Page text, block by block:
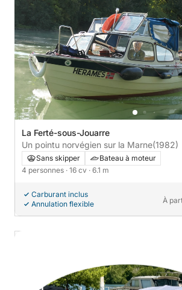
La Ferté-sous-Jouarre
Un pointu norvégien sur la Marne(1982)
Sans skipper
Bateau à moteur
4 personnes · 16 cv · 6.1 m
Carburant inclus
Annulation flexible
À